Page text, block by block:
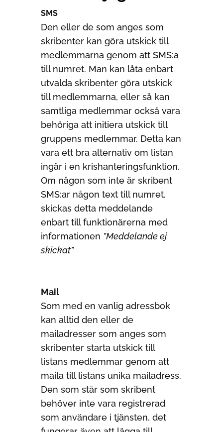
SMS
Den eller de som anges som
skribenter kan göra utskick till
medlemmarna genom att SMS:a
till numret. Man kan låta enbart
utvalda skribenter göra utskick
till medlemmarna, eller så kan
samtliga medlemmar också vara
behöriga att initiera utskick till
gruppens medlemmar. Detta kan
vara ett bra alternativ om listan
ingår i en krishanteringsfunktion.
Om någon som inte är skribent
SMS:ar någon text till numret,
skickas detta meddelande
enbart till funktionärerna med
informationen ”Meddelande ej
skickat”
Mail
Som med en vanlig adressbok
kan alltid den eller de
mailadresser som anges som
skribenter starta utskick till
listans medlemmar genom att
maila till listans unika mailadress.
Den som står som skribent
behöver inte vara registrerad
som användare i tjänsten, det